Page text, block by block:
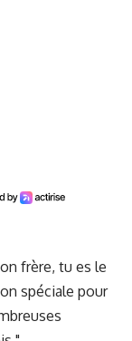
frère, tu es le
spéciale pour